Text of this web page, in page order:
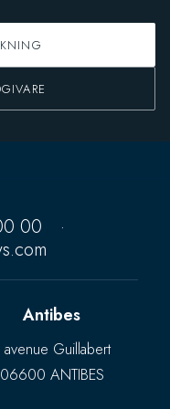
00
·
Antibes
avenue Guillabert
06600 ANTIBES